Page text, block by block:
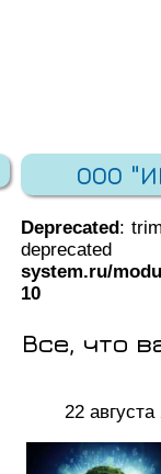
ООО
Deprecated:
system.ru/
10
Все, что
22 августа